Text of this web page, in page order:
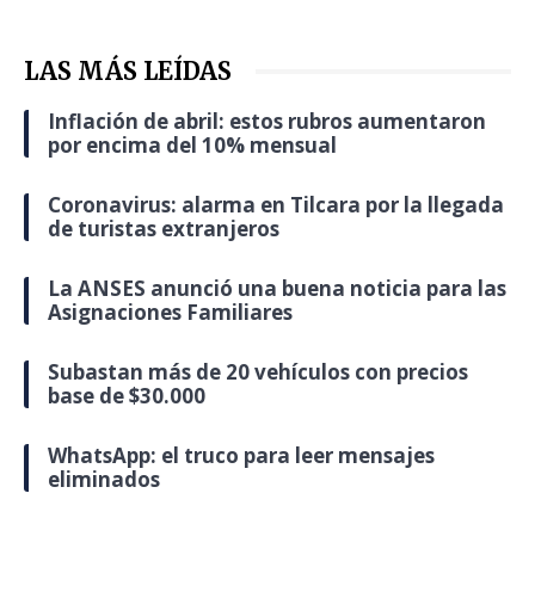
LAS MÁS LEÍDAS
Inflación de abril: estos rubros aumentaron
por encima del 10% mensual
Coronavirus: alarma en Tilcara por la llegada
de turistas extranjeros
La ANSES anunció una buena noticia para las
Asignaciones Familiares
Subastan más de 20 vehículos con precios
base de $30.000
WhatsApp: el truco para leer mensajes
eliminados